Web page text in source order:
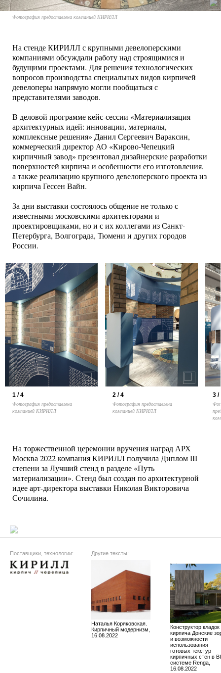
Фотография предоставлена компанией КИРИЛЛ
На стенде КИРИЛЛ с крупными девелоперскими
компаниями обсуждали работу над строящимися и
будущими проектами. Для решения технологических
вопросов производства специальных видов кирпичей
девелоперы напрямую могли пообщаться с
представителями заводов.
В деловой программе кейс-сессии «Материализация
архитектурных идей: инновации, материалы,
комплексные решения» Данил Сергеевич Вараксин,
коммерческий директор АО «Кирово-Чепецкий
кирпичный завод» презентовал дизайнерские разработки
поверхностей кирпича и особенности его изготовления,
а также реализацию крупного девелоперского проекта из
кирпича Гессен Вайн.
За дни выставки состоялось общение не только с
известными московскими архитекторами и
проектировщиками, но и с их коллегами из Санкт-
Петербурга, Волгограда, Тюмени и других городов
России.
1 / 4
Фотография предоставлена
компанией КИРИЛЛ
2 / 4
Фотография предоставлена
компанией КИРИЛЛ
3 /
На торжественной церемонии вручения наград АРХ
Москва 2022 компания КИРИЛЛ получила Диплом III
степени за Лучший стенд в разделе «Путь
материализации». Стенд был создан по архитектурной
идее арт-директора выставки Николая Викторовича
Сочилина.
Поставщики, технологии: Другие тексты:
Наталья Коряковская.
Кирпичный модернизм,
16.08.2022
Конструктор кладок
кирпича Донские
и возможности
использования
готовых текстур
кирпичных стен в
системе Renga,
16.08.2022